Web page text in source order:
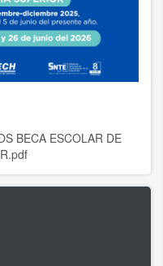
BECA ESCOLAR DE